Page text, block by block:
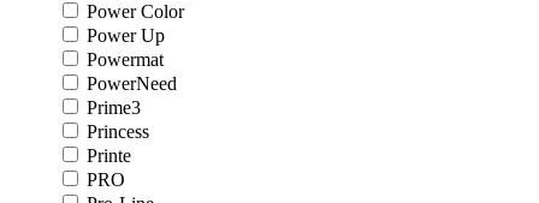
Power Color
Power Up
Powermat
PowerNeed
Prime3
Princess
Printe
PRO